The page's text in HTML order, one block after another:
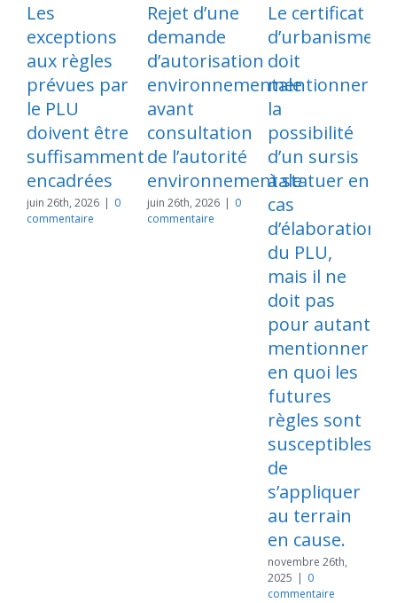
Les
exceptions
aux règles
prévues par
le PLU
doivent être
suffisamment
encadrées
juin 26th, 2026 | 0
commentaire
Rejet d’une
demande
d’autorisation
environnementale
avant
consultation
de l’autorité
environnementale
juin 26th, 2026 | 0
commentaire
Le certificat
d’urbanisme
doit
mentionner
la
possibilité
d’un sursis
à statuer en
cas
d’élaboration
du PLU,
mais il ne
doit pas
pour autant
mentionner
en quoi les
futures
règles sont
susceptibles
de
s’appliquer
au terrain
en cause.
novembre 26th,
2025 | 0
commentaire